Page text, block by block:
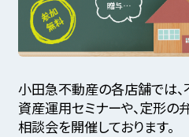
小田急不動産の各店舗では
資産運用セミナーや、定形の
相談会を開催しております。